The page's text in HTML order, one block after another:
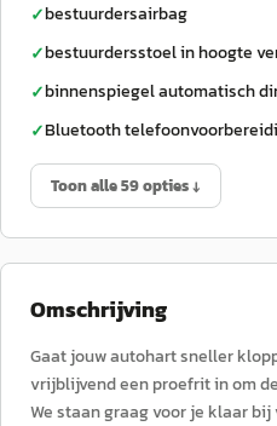
✓bestuurdersairbag
✓bestuurdersstoel in hoogte
✓binnenspiegel automatisch
✓Bluetooth
Toon alle 59 opties ↓
Omschrijving
Gaat jouw autohart sneller
vrijblijvend een proefrit in om
We staan graag voor je klaar